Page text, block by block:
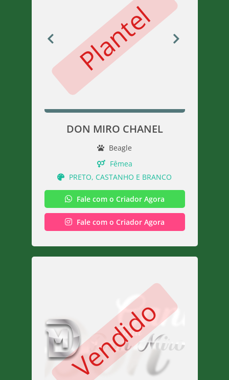
Plantel
DON MIRO CHANEL
Beagle
Fêmea
PRETO, CASTANHO E BRANCO
Fale com o Criador Agora
Fale com o Criador Agora
Vendido